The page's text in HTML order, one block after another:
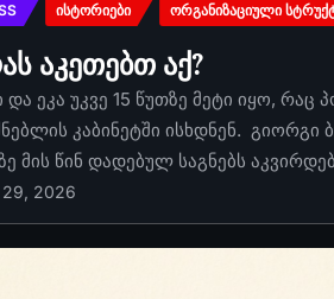
ᲘᲡᲢᲝᲠᲘᲔᲑᲘ ᲝᲠᲒᲐᲜᲘᲖᲐᲪᲘᲣᲚᲘ
აკეთებთ აქ?
ეკა უკვე 15 წუთზე მეტი იყო, რაც
კაბინეტში ისხდნენ. გიორგი
მის წინ დადებულ საგნებს
29, 2026